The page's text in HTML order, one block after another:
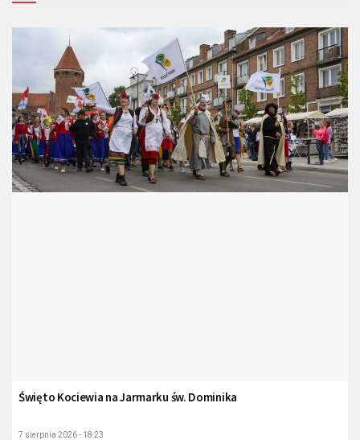
Święto Kociewia na Jarmarku św. Dominika
7 sierpnia 2026 - 18:23